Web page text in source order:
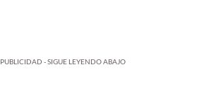
PUBLICIDAD - SIGUE LEYENDO ABAJO